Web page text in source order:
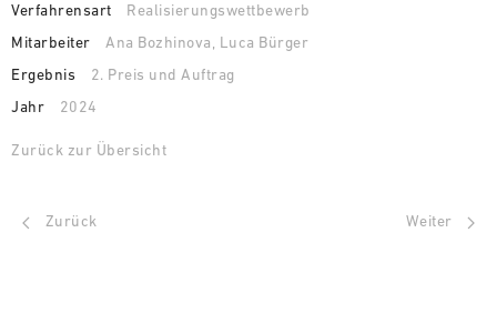
Verfahrensart
Realisierungswettbewerb
Mitarbeiter
Ana Bozhinova, Luca Bürger
Ergebnis
2. Preis und Auftrag
Jahr
2024
Zurück zur Übersicht
Zurück Weiter